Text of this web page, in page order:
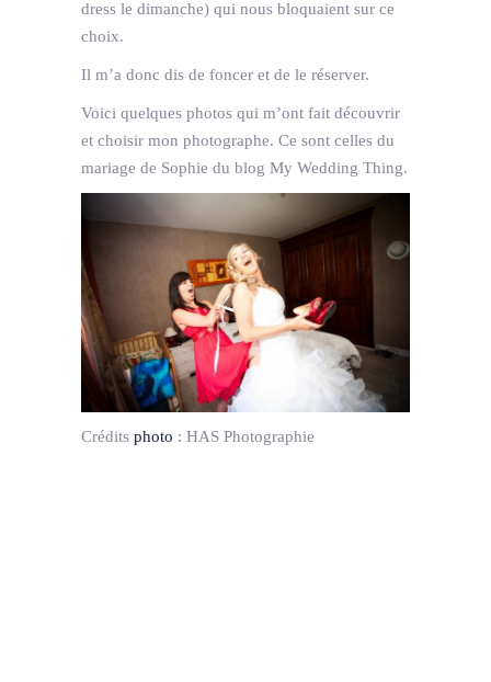
dress le dimanche) qui nous bloquaient sur ce
choix.
Il m’a donc dis de foncer et de le réserver.
Voici quelques photos qui m’ont fait découvrir
et choisir mon photographe. Ce sont celles du
mariage de Sophie du blog My Wedding Thing.
Crédits photo : HAS Photographie